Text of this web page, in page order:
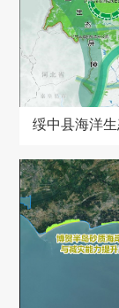
绥中县海洋
绥中县海洋